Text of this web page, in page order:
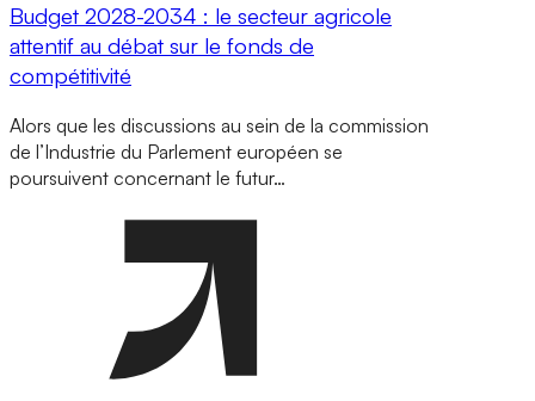
Budget 2028-2034 : le secteur agricole
attentif au débat sur le fonds de
compétitivité
Alors que les discussions au sein de la commission
de l’Industrie du Parlement européen se
poursuivent concernant le futur…